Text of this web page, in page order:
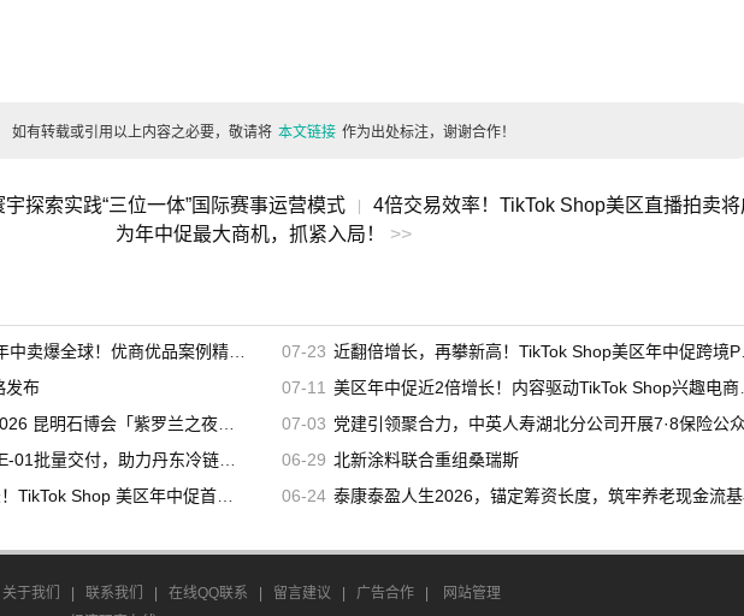
如有转载或引用以上内容之必要，敬请将 本文链接 作为出处标注，谢谢合作！
探索实践“三位一体”国际赛事运营模式 |
4倍交易效率！TikTok Shop美区直播拍卖将
为年中促最大商机，抓紧入局！
>>
全球！优商优品案例精选特辑发布 07-23 近翻倍增长，再攀新高！TikTok Shop美区年中促跨境POP优秀案例重磅发布
发布 07-11 美区年中促近2倍增长！内容驱动TikTok Shop兴趣电商迎来高增长
博会「紫罗兰之夜」腾冲专场重磅启幕 07-03 党建引领聚合力，中英人寿湖北分公司开展7·8保险公众日宣教活
批量交付，助力丹东冷链客户 06-29 北新涂料联合重组桑瑞斯
Shop 美区年中促首周战绩创新高 06-24 泰康泰盈人生2026，锚定筹资长度，筑牢养老现金流
关于我们 | 联系我们 | 在线QQ联系 | 留言建议 | 广告合作 |
网站管理